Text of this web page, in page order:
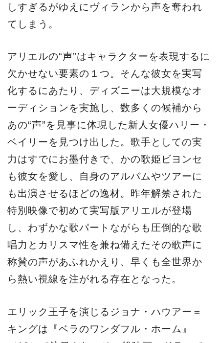
しすぎるがゆえにヴィランから声を奪われ
てしまう。
アリエルの“声”はキャラクターを表現するに
欠かせない要素の１つ。そんな彼女を実写
化するにあたり、ディズニーは大規模なオ
ーディションを実施し、数多くの候補から
あの“声”を見事に体現した新人女優ハリー・
ベイリーを見つけ出した。歌手としての実
力はすでにお墨付きで、かの歌姫ビヨンセ
も彼女を愛し、自身のアルバムやツアーに
も出演させるほどの逸材。昨年解禁された
特別映像で初めて実写版アリエルが登場
し、わずかな歌パートながらも圧倒的な歌
唱力とカリスマ性を兼ね備えたその歌声に
称賛の声があふれかえり、早くも全世界か
ら熱い視線を注がれる存在となった。
エリック王子を演じるジョナ・ハウアー＝
キングは『ベラのワンダフル・ホーム』